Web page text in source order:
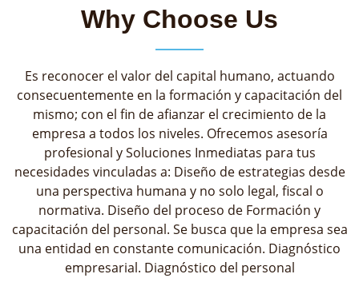
Why Choose Us
Es reconocer el valor del capital humano, actuando
consecuentemente en la formación y capacitación del
mismo; con el fin de afianzar el crecimiento de la
empresa a todos los niveles. Ofrecemos asesoría
profesional y Soluciones Inmediatas para tus
necesidades vinculadas a: Diseño de estrategias desde
una perspectiva humana y no solo legal, fiscal o
normativa. Diseño del proceso de Formación y
capacitación del personal. Se busca que la empresa sea
una entidad en constante comunicación. Diagnóstico
empresarial. Diagnóstico del personal